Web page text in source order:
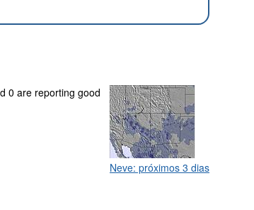
Neve: próximos 3 dias
0 are reporting good